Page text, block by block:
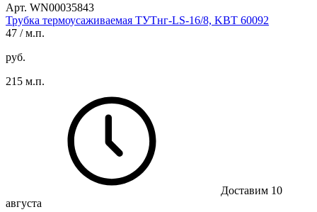
Арт. WN00035843
Трубка термоусаживаемая ТУТнг-LS-16/8, KBT 60092
47 / м.п.
руб.
215 м.п.
Доставим 10
августа